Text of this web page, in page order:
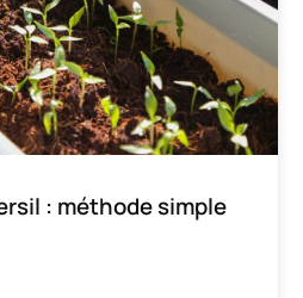
: méthode simple